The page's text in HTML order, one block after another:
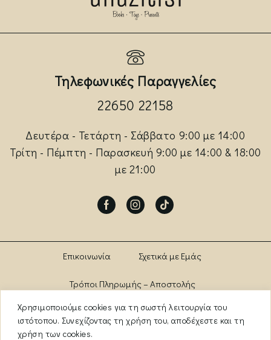
Χρησιμοποιούμε cookies για τη σωστή λειτουργία του
ιστότοπου. Συνεχίζοντας τη χρήση του, αποδέχεστε και τη
χρήση των cookies.
Τηλεφωνικές Παραγγελίες
22650 22158
Δευτέρα - Τετάρτη - Σάββατο 9:00 με 14:00
Τρίτη - Πέμπτη - Παρασκευή 9:00 με 14:00 & 18:00
με 21:00
FacebookInstagram
Tik-
Επικοινωνία Σχετικά με Εμάς
Τρόποι Πληρωμής – Αποστολής
Πολιτική Αλλαγών – Επιστροφών Brands